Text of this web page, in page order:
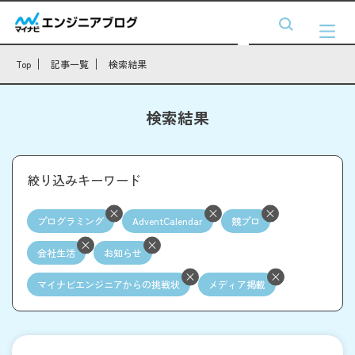
Top 記事一覧 検索結果
検索結果
絞り込みキーワード
プログラミング AdventCalendar 競プロ
会社生活 お知らせ
マイナビエンジニアからの挑戦状 メディア掲載